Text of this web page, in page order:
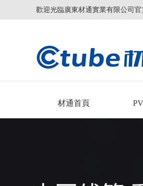
歡迎光臨廣東材通實業有限公司官
材通首頁